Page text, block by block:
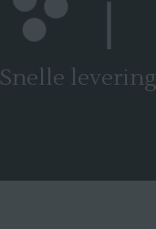
Snelle levering